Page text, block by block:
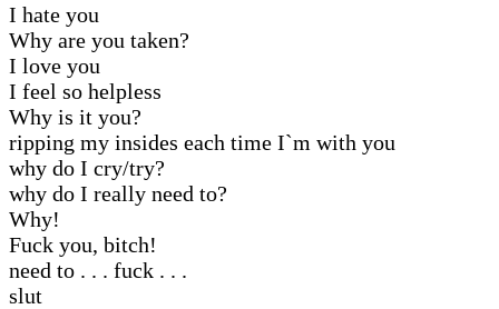
I hate you
Why are you taken?
I love you
I feel so helpless
Why is it you?
ripping my insides each time I`m with you
why do I cry/try?
why do I really need to?
Why!
Fuck you, bitch!
need to . . . fuck . . .
slut